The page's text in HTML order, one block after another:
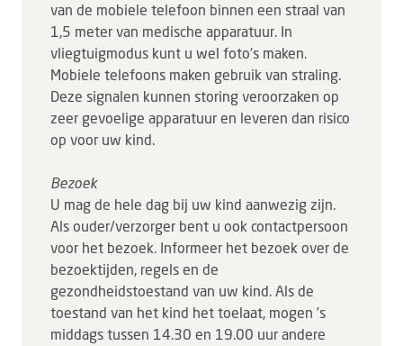
van de mobiele telefoon binnen een straal van
1,5 meter van medische apparatuur. In
vliegtuigmodus kunt u wel foto’s maken.
Mobiele telefoons maken gebruik van straling.
Deze signalen kunnen storing veroorzaken op
zeer gevoelige apparatuur en leveren dan risico
op voor uw kind.
Bezoek
U mag de hele dag bij uw kind aanwezig zijn.
Als ouder/verzorger bent u ook contactpersoon
voor het bezoek. Informeer het bezoek over de
bezoektijden, regels en de
gezondheidstoestand van uw kind. Als de
toestand van het kind het toelaat, mogen ’s
middags tussen 14.30 en 19.00 uur andere